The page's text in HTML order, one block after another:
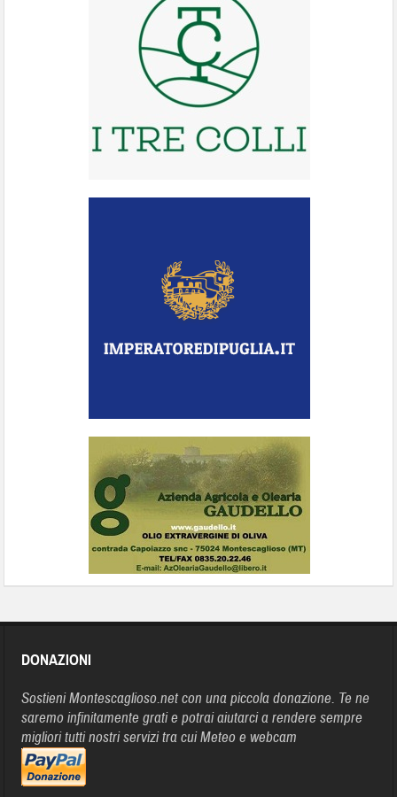
DONAZIONI
Sostieni Montescaglioso.net con una piccola donazione. Te ne
saremo infinitamente grati e potrai aiutarci a rendere sempre
migliori tutti nostri servizi tra cui Meteo e webcam